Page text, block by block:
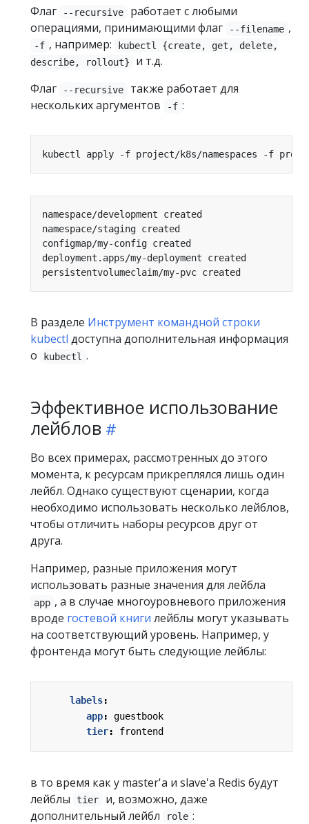
Флаг --recursive
работает с любыми
операциями, принимающими флаг
--filename ,
-f , например:
kubectl {create, get, delete,
describe, rollout}
и т.д.
Флаг
--recursive
также работает для
нескольких аргументов
-f :
В разделе Инструмент командной строки
kubectl доступна дополнительная информация
о
kubectl .
Эффективное использование
лейблов
Во всех примерах, рассмотренных до этого
момента, к ресурсам прикреплялся лишь один
лейбл. Однако существуют сценарии, когда
необходимо использовать несколько лейблов,
чтобы отличить наборы ресурсов друг от
друга.
Например, разные приложения могут
использовать разные значения для лейбла
app , а в случае многоуровневого приложения
вроде гостевой книги лейблы могут указывать
на соответствующий уровень. Например, у
фронтенда могут быть следующие лейблы:
labels:
app:
guestbook
tier: frontend
в то время как у master'а и slave'а Redis будут
лейблы
tier
и, возможно, даже
дополнительный лейбл
role :